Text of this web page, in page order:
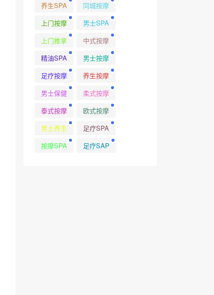
养生SPA
同城按摩
上门按摩
男士SPA
上门推拿
中式按摩
精油SPA
男士按摩
足疗按摩
养生按摩
男士保健
柔式按摩
泰式按摩
欧式按摩
男士养生
足疗SPA
按摩SPA
足疗SAP